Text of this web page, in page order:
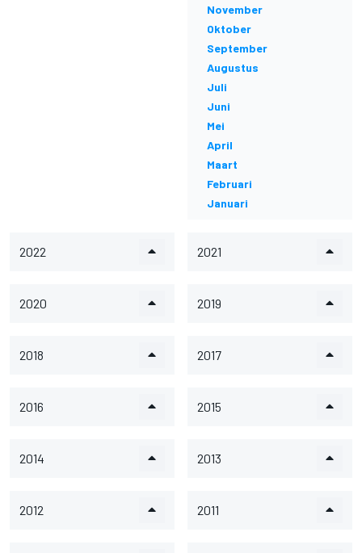
November
Oktober
September
Augustus
Juli
Juni
Mei
April
Maart
Februari
Januari
2022 2021
2020 2019
2018 2017
2016 2015
2014 2013
2012 2011